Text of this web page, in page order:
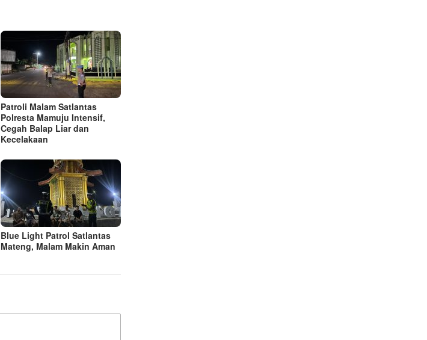
Patroli Malam Satlantas
Polresta Mamuju Intensif,
Cegah Balap Liar dan
Kecelakaan
Blue Light Patrol Satlantas
Mateng, Malam Makin Aman